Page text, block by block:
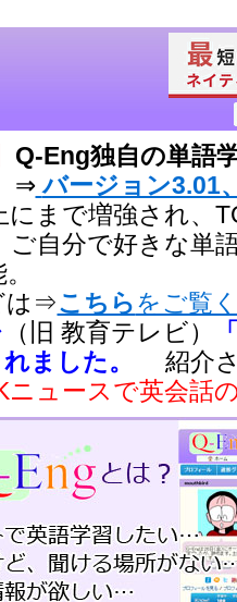
Q-Eng独自の単語
⇒ バージョン3.01
まで増強され、
ご自分で好きな単
は⇒こちらをご覧
（旧 教育テレビ）
ました。
紹介さ
ニュースで英会話